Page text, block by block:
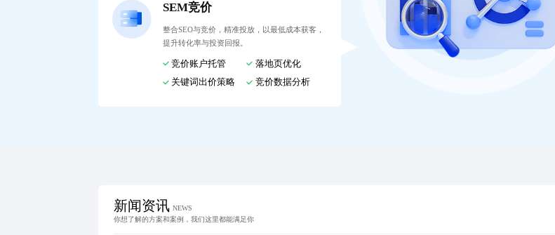
SEM竞价
整合SEO与竞价，精准投放，以最低成本获客，
提升转化率与投资回报。
竞价账户托管
落地页优化
关键词出价策略
竞价数据分析
新闻资讯 NEWS
你想了解的方案和案例，我们这里都能满足你